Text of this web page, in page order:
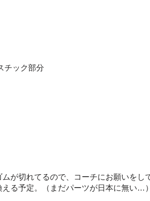
チック部分
が切れてるので、コーチにお願いを
る予定。（まだパーツが日本に無い…）